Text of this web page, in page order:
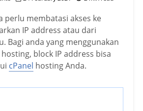
perlu membatasi akses ke
IP address atau dari
Bagi anda yang menggunakan
block IP address bisa
cPanel hosting Anda.